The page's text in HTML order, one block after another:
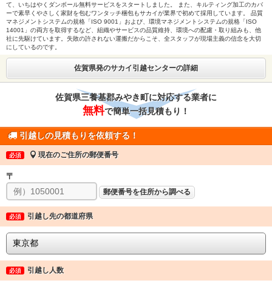
て、いちはやくダンボール無料サービスをスタートしました。 また、キルティング加工のカバ
ーで素早くやさしく家財を包むワンタッチ梱包もサカイが業界で初めて採用しています。 品質
マネジメントシステムの規格「ISO 9001」および、環境マネジメントシステムの規格「ISO
14001」の両方を取得するなど、組織やサービスの品質維持、環境への配慮・取り組みも、他
社に先駆けています。失敗の許されない運搬だからこそ、全スタッフが現場主義の信念を大切
にしているのです。
佐賀県発のサカイ引越センターの詳細
佐賀県三養基郡みやき町に対応する業者に
無料で簡単一括見積もり！
引越しの見積もりを依頼する！
必須 現在のご住所の郵便番号
〒
郵便番号を住所から調べる
必須 引越し先の都道府県
必須 引越し人数